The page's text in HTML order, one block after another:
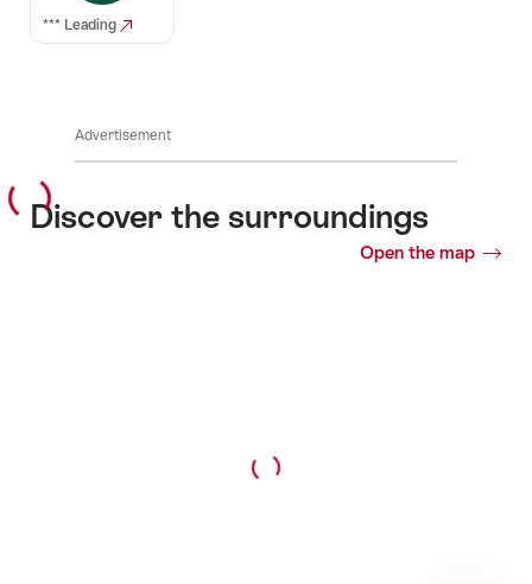
*** Leading
Advertisement
Discover the surroundings
Open the map